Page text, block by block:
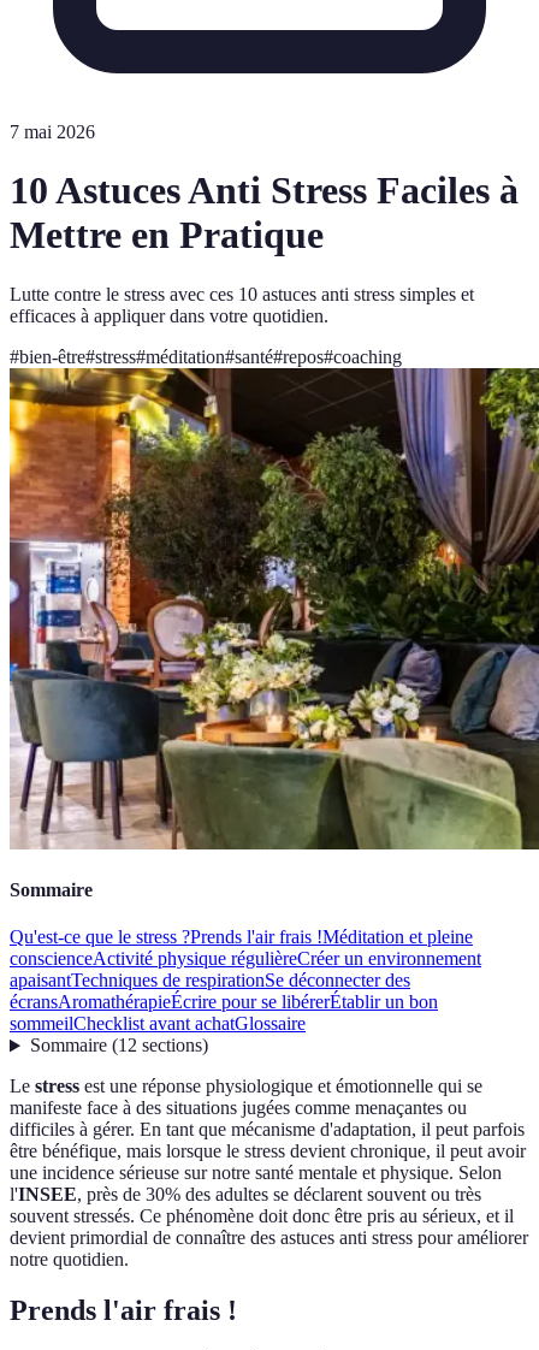
7 mai 2026
10 Astuces Anti Stress Faciles à
Mettre en Pratique
Lutte contre le stress avec ces 10 astuces anti stress simples et
efficaces à appliquer dans votre quotidien.
#bien-être#stress#méditation#santé#repos#coaching
Sommaire
Qu'est-ce que le stress ?Prends l'air frais !Méditation et pleine
conscienceActivité physique régulièreCréer un environnement
apaisantTechniques de respirationSe déconnecter des
écransAromathérapieÉcrire pour se libérerÉtablir un bon
sommeilChecklist avant achatGlossaire
Sommaire(12 sections)
Le stress est une réponse physiologique et émotionnelle qui se
manifeste face à des situations jugées comme menaçantes ou
difficiles à gérer. En tant que mécanisme d'adaptation, il peut parfois
être bénéfique, mais lorsque le stress devient chronique, il peut avoir
une incidence sérieuse sur notre santé mentale et physique. Selon
l'INSEE, près de 30% des adultes se déclarent souvent ou très
souvent stressés. Ce phénomène doit donc être pris au sérieux, et il
devient primordial de connaître des astuces anti stress pour améliorer
notre quotidien.
Prends l'air frais !